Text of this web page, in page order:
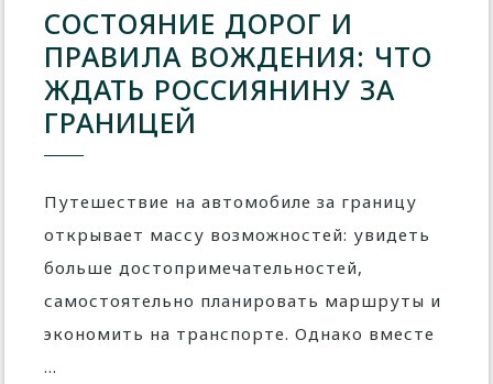
СОСТОЯНИЕ ДОРОГ И
ПРАВИЛА ВОЖДЕНИЯ: ЧТО
ЖДАТЬ РОССИЯНИНУ ЗА
ГРАНИЦЕЙ
Путешествие на автомобиле за границу
открывает массу возможностей: увидеть
больше достопримечательностей,
самостоятельно планировать маршруты и
экономить на транспорте. Однако вместе
...